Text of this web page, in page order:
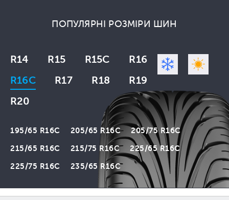
ПОПУЛЯРНІ РОЗМІРИ ШИН
R14 R15 R15C
R16
R16C
R17 R18
R19
R20
195/65 R16C 205/65 R16C
205/75 R16C
215/65 R16C
215/75 R16C
225/65 R16C
225/75 R16C
235/65 R16C